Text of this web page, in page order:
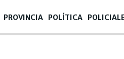
PROVINCIA POLÍTICA